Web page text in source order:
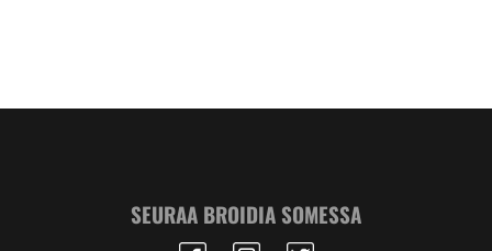
SEURAA BROIDIA SOMESSA